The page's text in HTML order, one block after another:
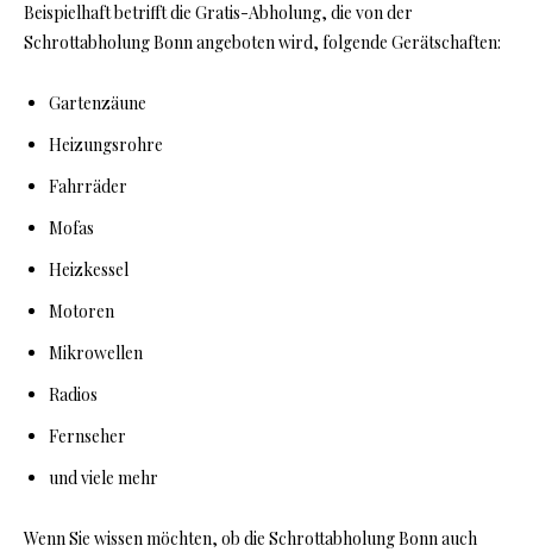
Beispielhaft betrifft die Gratis-Abholung, die von der
Schrottabholung Bonn angeboten wird, folgende Gerätschaften:
Gartenzäune
Heizungsrohre
Fahrräder
Mofas
Heizkessel
Motoren
Mikrowellen
Radios
Fernseher
und viele mehr
Wenn Sie wissen möchten, ob die Schrottabholung Bonn auch